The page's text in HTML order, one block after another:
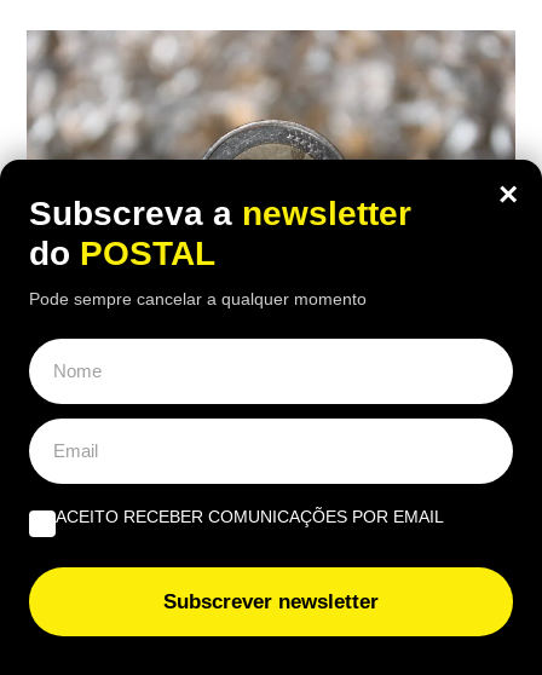
Dê uma ‘vista de olhos’ à sua carteira:
estas moedas de 2€ podem valer até
4.500€
22:40 8 Agosto, 2026|João Luís
Algumas moedas de 2€ estão a ser vendidas por
milhares. Descubra quais são as mais procuradas
×
Subscreva a newsletter
do POSTAL
Pode sempre cancelar a qualquer momento
ACEITO RECEBER COMUNICAÇÕES POR EMAIL
Subscrever newsletter